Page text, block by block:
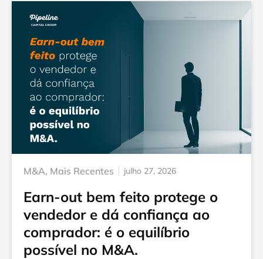
M&A, Mais Recentes julho 27, 2026
Earn-out bem feito protege o
vendedor e dá confiança ao
comprador: é o equilíbrio
possível no M&A.